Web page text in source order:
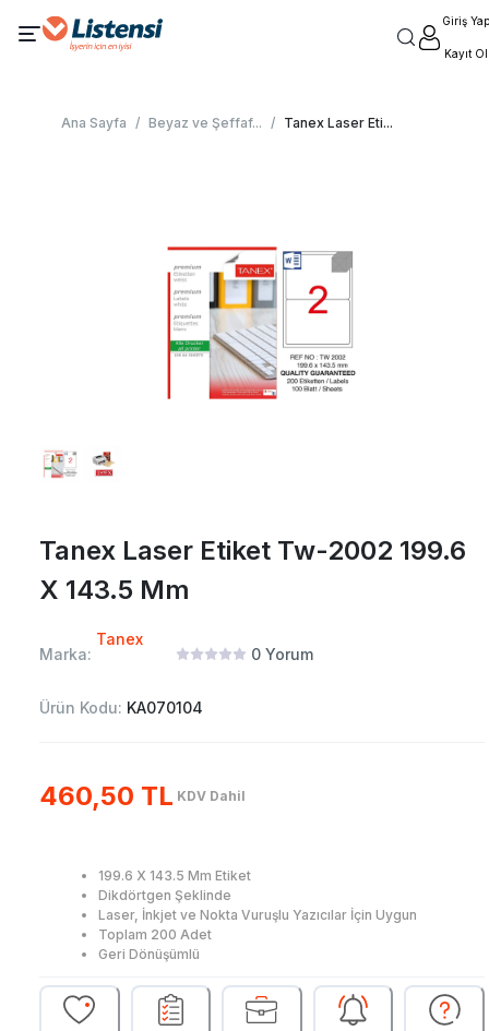
Giriş Yap
Kayıt Ol
Ana Sayfa / Beyaz ve Şeffaf... / Tanex Laser Eti...
Tanex Laser Etiket Tw-2002 199.6
X 143.5 Mm
Marka:
Tanex
0 Yorum
Ürün Kodu: KA070104
460,50 TL KDV Dahil
199.6 X 143.5 Mm Etiket
Dikdörtgen Şeklinde
Laser, İnkjet ve Nokta Vuruşlu Yazıcılar İçin Uygun
Toplam 200 Adet
Geri Dönüşümlü